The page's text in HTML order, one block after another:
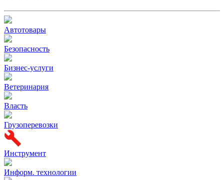
Автотовары
Безопасность
Бизнес-услуги
Ветеринария
Власть
Грузоперевозки
Инструмент
Информ. технологии